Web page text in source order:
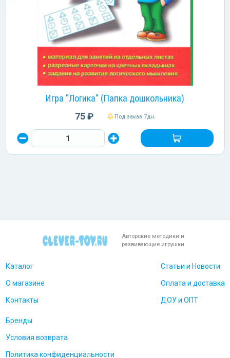
Игра "Логика" (Папка дошкольника)
75 ₽ Под заказ 7дн.
Авторские методики и
развивающие игрушки
Каталог
О магазине
Контакты
Статьи и Новости
Оплата и доставка
ДОУ и ОПТ
Бренды
Условия возврата
Политика конфиденциальности